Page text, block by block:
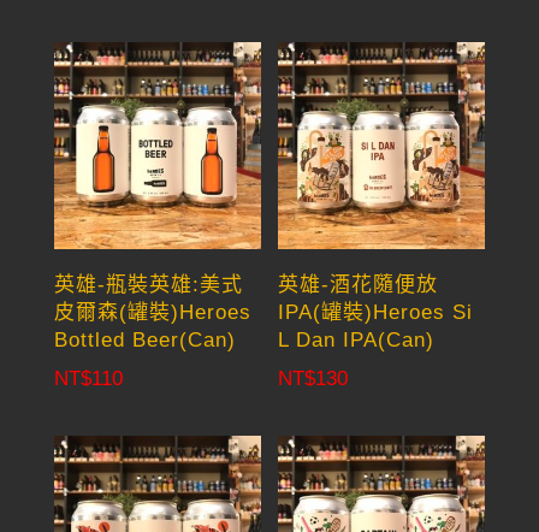
英雄-瓶裝英雄:美式
皮爾森(罐裝)Heroes
Bottled Beer(Can)
NT$110
英雄-酒花隨便放
IPA(罐裝)Heroes Si
L Dan IPA(Can)
NT$130